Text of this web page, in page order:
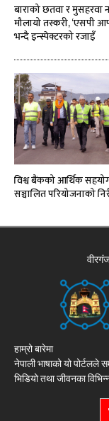
बाराको छतवा र मुसहरवा
मौलायो तस्करी, ‘एसपी
भन्दै इन्स्पेक्टरको रजाइँ
विश्व बैंकको आर्थिक
सञ्चालित परियोजनाको
हाम्रो बारेमा
नेपाली भाषाको यो पोर्टलले
भिडियो तथा जीवनका